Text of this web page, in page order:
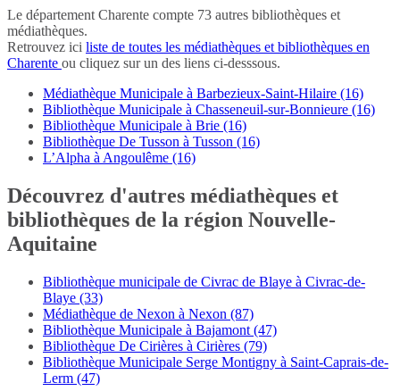
Le département Charente compte 73 autres bibliothèques et
médiathèques.
Retrouvez ici liste de toutes les médiathèques et bibliothèques en
Charente ou cliquez sur un des liens ci-desssous.
Médiathèque Municipale à Barbezieux-Saint-Hilaire (16)
Bibliothèque Municipale à Chasseneuil-sur-Bonnieure (16)
Bibliothèque Municipale à Brie (16)
Bibliothèque De Tusson à Tusson (16)
L’Alpha à Angoulême (16)
Découvrez d'autres médiathèques et
bibliothèques de la région Nouvelle-
Aquitaine
Bibliothèque municipale de Civrac de Blaye à Civrac-de-
Blaye (33)
Médiathèque de Nexon à Nexon (87)
Bibliothèque Municipale à Bajamont (47)
Bibliothèque De Cirières à Cirières (79)
Bibliothèque Municipale Serge Montigny à Saint-Caprais-de-
Lerm (47)